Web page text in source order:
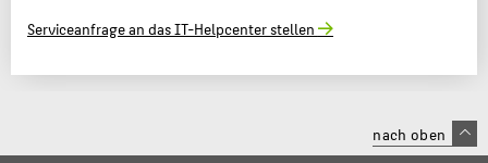
Serviceanfrage an das IT-Helpcenter stellen
nach oben